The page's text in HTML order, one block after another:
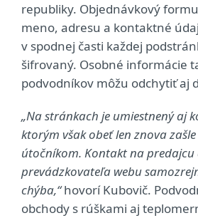
republiky. Objednávkový
meno, adresu a kontaktné
v spodnej časti každej
šifrovaný. Osobné informácie
podvodníkov môžu odchytiť aj
„Na stránkach je umiestnený aj
ktorým však obeť len znova
útočníkom. Kontakt na predajcu
prevádzkovateľa webu
chýba,“hovorí Kubovič.
obchody s rúškami aj